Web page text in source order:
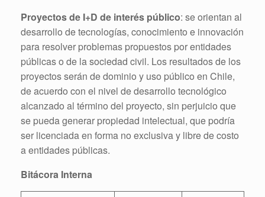
Proyectos de I+D de interés público: se orientan al
desarrollo de tecnologías, conocimiento e innovación
para resolver problemas propuestos por entidades
públicas o de la sociedad civil. Los resultados de los
proyectos serán de dominio y uso público en Chile,
de acuerdo con el nivel de desarrollo tecnológico
alcanzado al término del proyecto, sin perjuicio que
se pueda generar propiedad intelectual, que podría
ser licenciada en forma no exclusiva y libre de costo
a entidades públicas.
Bitácora Interna